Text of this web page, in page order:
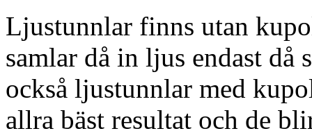
Ljustunnlar finns utan
samlar då in ljus endast då
också ljustunnlar med
allra bäst resultat och de